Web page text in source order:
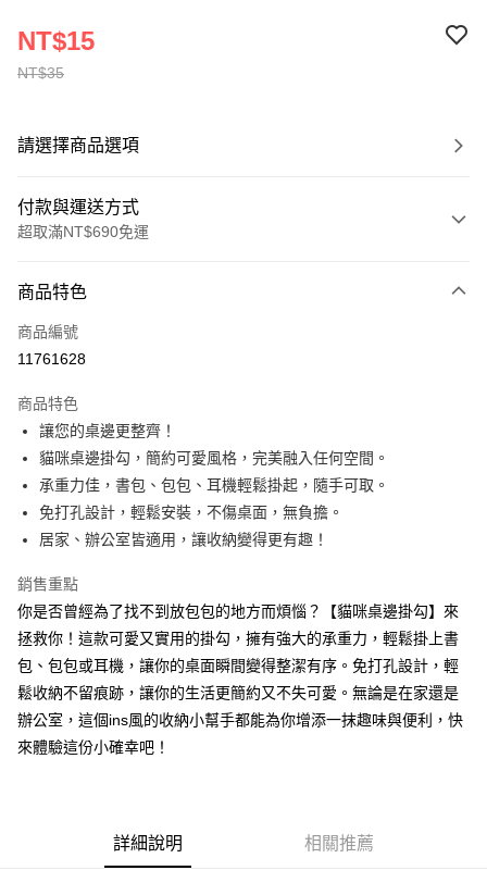
NT$35
NT$15
請選擇商品選項
付款與運送方式
超取滿NT$690免運
信用卡一次付款
超商取貨付款
Apple Pay
街口支付
悠遊付
ATM付款
全家取貨付款
每筆NT$65，滿NT$690(含以上)免運費
付款後全家取貨
付款後7-11取貨
每筆NT$65，滿NT$690(含以上)免運費
商品特色
商品編號
11761628
商品特色
讓您的桌邊更整齊！
貓咪桌邊掛勾，簡約可愛風格，完美融入任何空間。
承重力佳，書包、包包、耳機輕鬆掛起，隨手可取。
免打孔設計，輕鬆安裝，不傷桌面，無負擔。
居家、辦公室皆適用，讓收納變得更有趣！
銷售重點
你是否曾經為了找不到放包包的地方而煩惱？【貓咪桌邊掛勾】來
拯救你！這款可愛又實用的掛勾，擁有強大的承重力，輕鬆掛上書
包、包包或耳機，讓你的桌面瞬間變得整潔有序。免打孔設計，輕
鬆收納不留痕跡，讓你的生活更簡約又不失可愛。無論是在家還是
辦公室，這個ins風的收納小幫手都能為你增添一抹趣味與便利，快
來體驗這份小確幸吧！
詳細說明 相關推薦